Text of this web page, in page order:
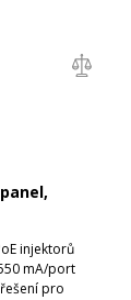
injektorů
mA/port
pro